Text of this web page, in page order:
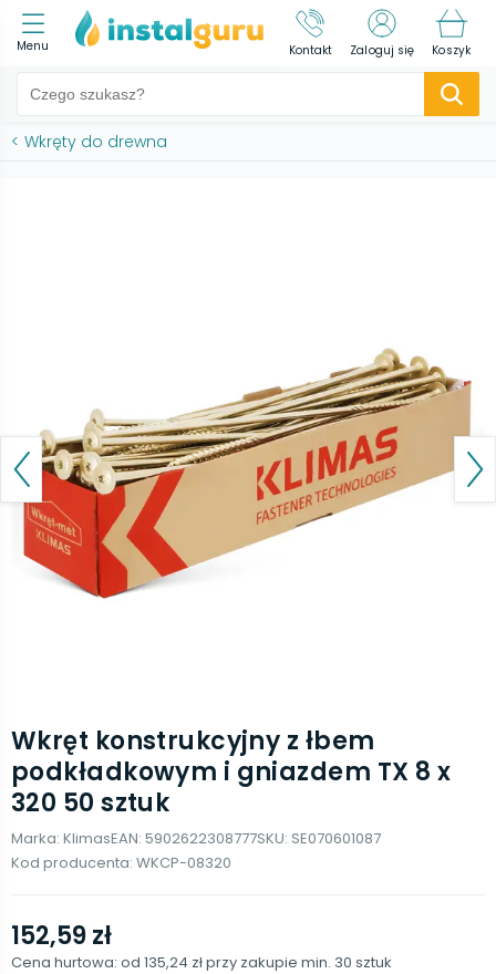
Menu Kontakt Zaloguj się Koszyk
< Wkręty do drewna
Wkręt konstrukcyjny z łbem
podkładkowym i gniazdem TX 8 x
320 50 sztuk
Marka: KlimasEAN: 5902622308777SKU: SE070601087
Kod producenta: WKCP-08320
152,59 zł
Cena hurtowa: od 135,24 złprzy zakupie min. 30 sztuk